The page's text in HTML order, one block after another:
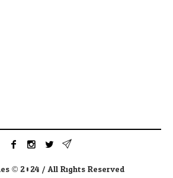
© 2024 / All Rights Reserved